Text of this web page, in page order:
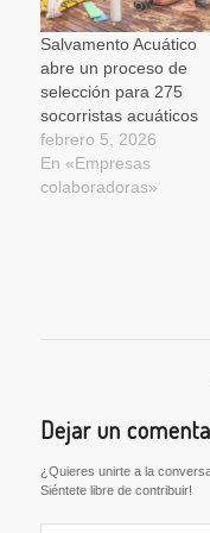
Salvamento Acuático
abre un proceso de
selección para 275
socorristas acuáticos
febrero 5, 2026
En «Empresas
colaboradoras»
Dejar un
¿Quieres unirte a la
Siéntete libre de contribuir!